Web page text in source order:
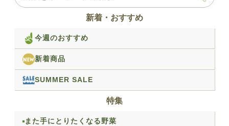
新着・おすすめ
今週のおすすめ
新着商品
SUMMER SALE
特集
また手にとりたくなる野菜